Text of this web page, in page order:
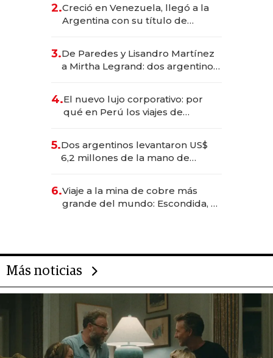
2.Creció en Venezuela, llegó a la
Argentina con su título de
las marcas "fast premium"
3.De Paredes y Lisandro Martínez
a Mirtha Legrand: dos argentinos
4.El nuevo lujo corporativo: por
qué en Perú los viajes de
transformadoras
5.Dos argentinos levantaron US$
6,2 millones de la mano de
6.Viaje a la mina de cobre más
grande del mundo: Escondida, el
Más noticias